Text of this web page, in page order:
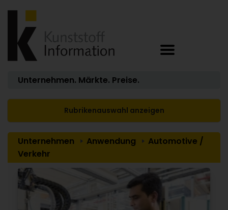
Unternehmen. Märkte. Preise.
Rubrikenauswahl anzeigen
Unternehmen Anwendung
Automotive /
Verkehr